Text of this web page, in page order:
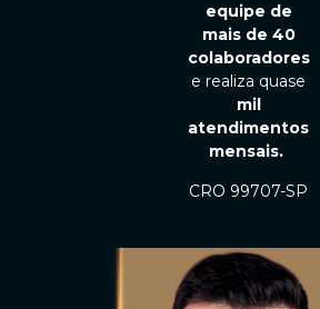
equipe de
mais de 40
colaboradores
e realiza quase
mil
atendimentos
mensais.
CRO 99707-SP